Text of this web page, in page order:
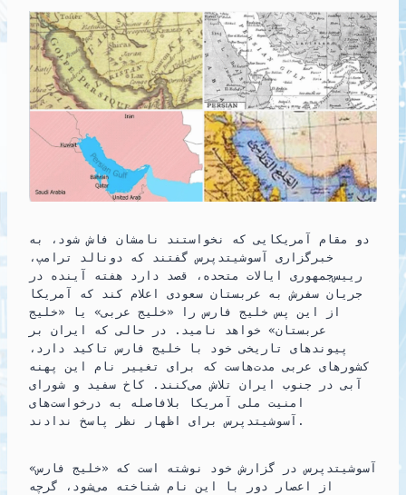
c
e
b
o
l
a
t
a
i
n
i
n
t
a
t
s
A
p
p
l
e
g
r
a
m
دو مقام آمریکایی که نخواستند نامشان فاش شود، به
خبرگزاری آسوشیتدپرس گفتند که دونالد ترامپ،
رییس‌جمهوری ایالات متحده، قصد دارد هفته آینده در
جریان سفرش به عربستان سعودی اعلام کند که آمریکا
از این پس خلیج فارس را «خلیج عربی» یا «خلیج
عربستان» خواهد نامید. در حالی که ایران بر
پیوندهای تاریخی خود با خلیج فارس تاکید دارد،
کشورهای عربی مدت‌هاست که برای تغییر نام این پهنه
آبی در جنوب ایران تلاش می‌کنند. کاخ سفید و شورای
امنیت ملی آمریکا بلافاصله به درخواست‌های
آسوشیتدپرس برای اظهار نظر پاسخ ندادند.
آسوشیتدپرس در گزارش خود نوشته است که «خلیج فارس»
از اعصار دور با این نام شناخته می‌شود، گرچه